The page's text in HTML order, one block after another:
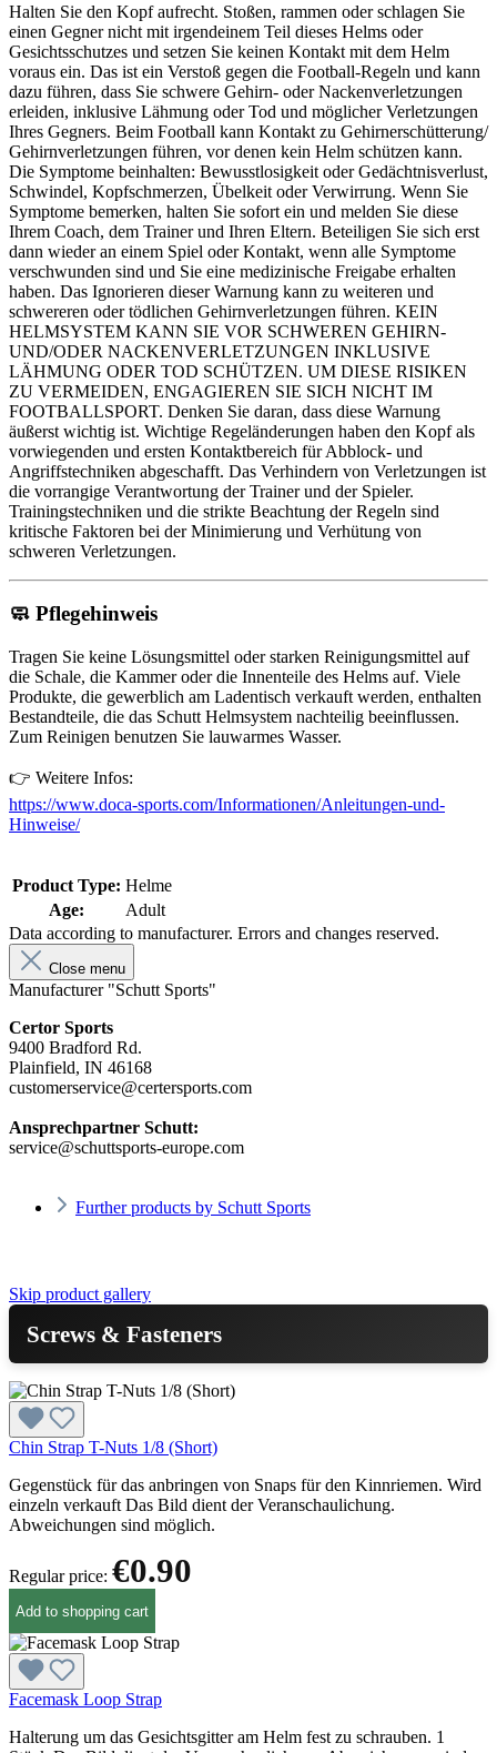
Halten Sie den Kopf aufrecht. Stoßen, rammen oder schlagen Sie
einen Gegner nicht mit irgendeinem Teil dieses Helms oder
Gesichtsschutzes und setzen Sie keinen Kontakt mit dem Helm
voraus ein. Das ist ein Verstoß gegen die Football-Regeln und kann
dazu führen, dass Sie schwere Gehirn- oder Nackenverletzungen
erleiden, inklusive Lähmung oder Tod und möglicher Verletzungen
Ihres Gegners. Beim Football kann Kontakt zu Gehirnerschütterung/
Gehirnverletzungen führen, vor denen kein Helm schützen kann.
Die Symptome beinhalten: Bewusstlosigkeit oder Gedächtnisverlust,
Schwindel, Kopfschmerzen, Übelkeit oder Verwirrung. Wenn Sie
Symptome bemerken, halten Sie sofort ein und melden Sie diese
Ihrem Coach, dem Trainer und Ihren Eltern. Beteiligen Sie sich erst
dann wieder an einem Spiel oder Kontakt, wenn alle Symptome
verschwunden sind und Sie eine medizinische Freigabe erhalten
haben. Das Ignorieren dieser Warnung kann zu weiteren und
schwereren oder tödlichen Gehirnverletzungen führen. KEIN
HELMSYSTEM KANN SIE VOR SCHWEREN GEHIRN-
UND/ODER NACKENVERLETZUNGEN INKLUSIVE
LÄHMUNG ODER TOD SCHÜTZEN. UM DIESE RISIKEN
ZU VERMEIDEN, ENGAGIEREN SIE SICH NICHT IM
FOOTBALLSPORT. Denken Sie daran, dass diese Warnung
äußerst wichtig ist. Wichtige Regeländerungen haben den Kopf als
vorwiegenden und ersten Kontaktbereich für Abblock- und
Angriffstechniken abgeschafft. Das Verhindern von Verletzungen ist
die vorrangige Verantwortung der Trainer und der Spieler.
Trainingstechniken und die strikte Beachtung der Regeln sind
kritische Faktoren bei der Minimierung und Verhütung von
schweren Verletzungen.
🧼 Pflegehinweis
Tragen Sie keine Lösungsmittel oder starken Reinigungsmittel auf
die Schale, die Kammer oder die Innenteile des Helms auf. Viele
Produkte, die gewerblich am Ladentisch verkauft werden, enthalten
Bestandteile, die das Schutt Helmsystem nachteilig beeinflussen.
Zum Reinigen benutzen Sie lauwarmes Wasser.
👉 Weitere Infos:
https://www.doca-sports.com/Informationen/Anleitungen-und-
Hinweise/
Product Type: Helme
Age:
Adult
Data according to manufacturer. Errors and changes reserved.
Close menu
Manufacturer "Schutt Sports"
Certor Sports
9400 Bradford Rd.
Plainfield, IN 46168
customerservice@certersports.com
Ansprechpartner Schutt:
service@schuttsports-europe.com
Further products by Schutt Sports
Skip product gallery
Screws & Fasteners
Chin Strap T-Nuts 1/8 (Short)
Gegenstück für das anbringen von Snaps für den Kinnriemen. Wird
einzeln verkauft Das Bild dient der Veranschaulichung.
Abweichungen sind möglich.
Regular price: €0.90
Add to shopping cart
Facemask Loop Strap
Halterung um das Gesichtsgitter am Helm fest zu schrauben. 1